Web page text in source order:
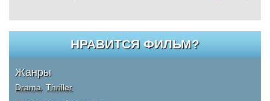
НРАВИТСЯ ФИЛЬМ?
Жанры
Drama, Thriller